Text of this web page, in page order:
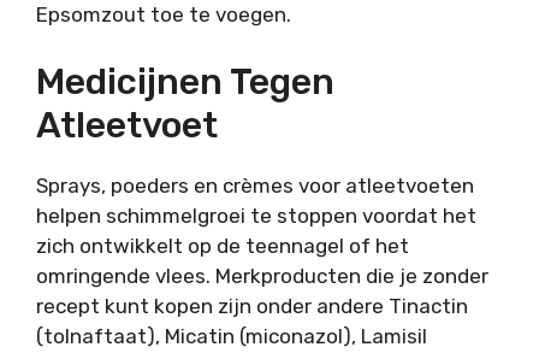
Epsomzout toe te voegen.
Medicijnen Tegen
Atleetvoet
Sprays, poeders en crèmes voor atleetvoeten
helpen schimmelgroei te stoppen voordat het
zich ontwikkelt op de teennagel of het
omringende vlees. Merkproducten die je zonder
recept kunt kopen zijn onder andere Tinactin
(tolnaftaat), Micatin (miconazol), Lamisil